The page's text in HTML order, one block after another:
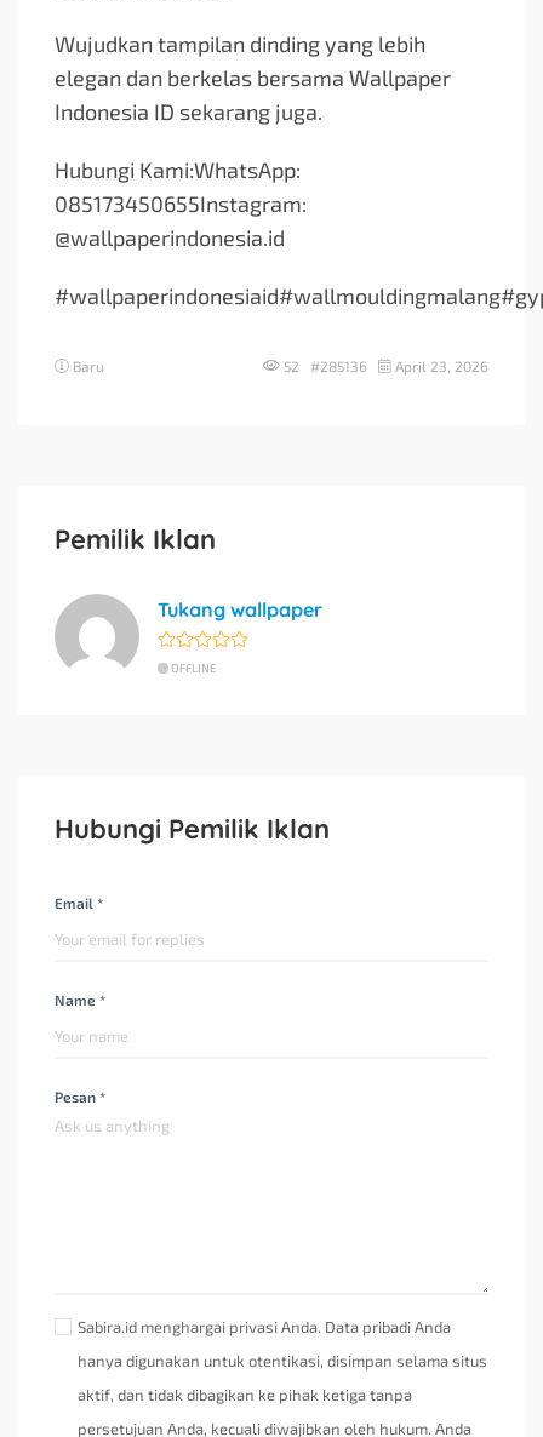
Wujudkan tampilan dinding yang lebih
elegan dan berkelas bersama Wallpaper
Indonesia ID sekarang juga.
Hubungi Kami:WhatsApp:
085173450655Instagram:
@wallpaperindonesia.id
Baru 52 #285136 April 23, 2026
Pemilik Iklan
Tukang wallpaper
OFFLINE
Hubungi Pemilik Iklan
Email *
Name *
Pesan *
Sabira.id menghargai privasi Anda. Data pribadi Anda
hanya digunakan untuk otentikasi, disimpan selama situs
aktif, dan tidak dibagikan ke pihak ketiga tanpa
persetujuan Anda, kecuali diwajibkan oleh hukum. Anda